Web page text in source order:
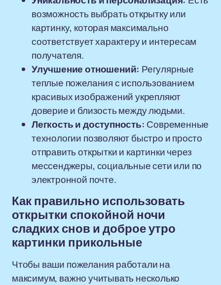
возможность выбрать открытку или
картинку, которая максимально
соответствует характеру и интересам
получателя.
Улучшение отношений: Регулярные
теплые пожелания с использованием
красивых изображений укрепляют
доверие и близость между людьми.
Легкость и доступность: Современные
технологии позволяют быстро и просто
отправить открытки и картинки через
мессенджеры, социальные сети или по
электронной почте.
Как правильно использовать
открытки спокойной ночи
сладких снов и доброе утро
картинки прикольные
Чтобы ваши пожелания работали на
максимум, важно учитывать несколько